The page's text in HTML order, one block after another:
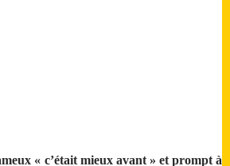
« c’était mieux avant » et prompt à